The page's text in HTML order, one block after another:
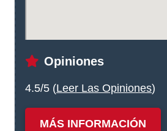
Opiniones
4.5/5 (Leer Las Opiniones)
MÁS INFORMACIÓN